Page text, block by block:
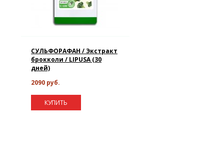
СУЛЬФОРАФАН / Экстракт
брокколи / LIPUSA (30
дней)
2090 руб.
КУПИТЬ